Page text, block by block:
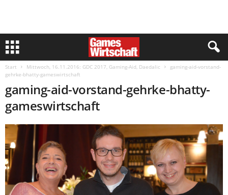
Start Mittwoch, 16.11.2016: GDC 2017, Gaming-Aid, Daedalic
gaming-aid-vorstand-
gehrke-bhatty-gameswirtschaft
gaming-aid-vorstand-gehrke-bhatty-
gameswirtschaft